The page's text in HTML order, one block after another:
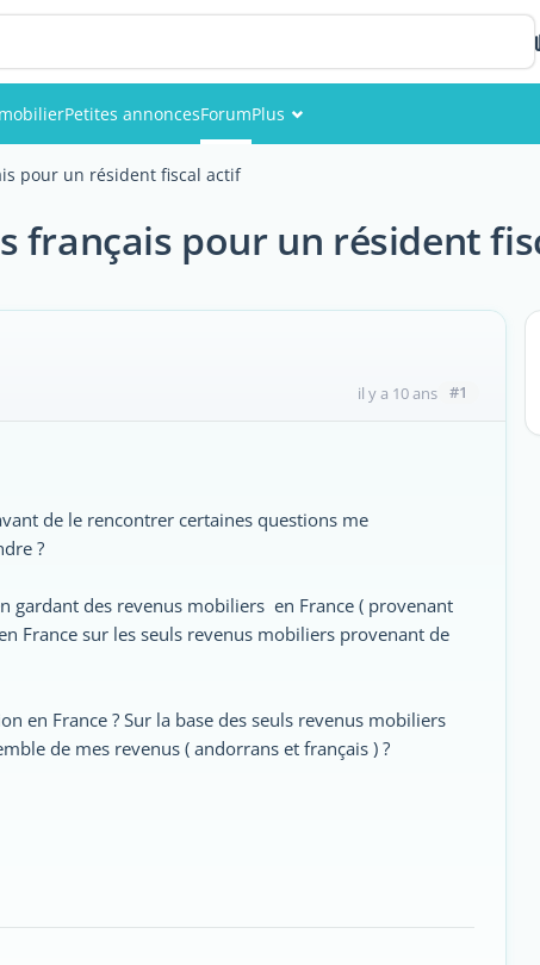
Petites annoncesForumPlus
pour un résident fiscal actif
français pour un résident
il y a 10 ans #1
de le rencontrer certaines questions me
?
gardant des revenus mobiliers en France ( provenant
France sur les seuls revenus mobiliers provenant de
en France ? Sur la base des seuls revenus mobiliers
de mes revenus ( andorrans et français ) ?